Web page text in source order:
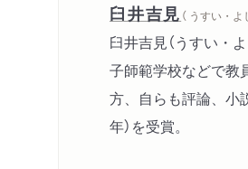
臼井吉見 （ うすい・よ
臼井吉見（うすい・
子師範学校などで教
方、自らも評論、小
年）を受賞。